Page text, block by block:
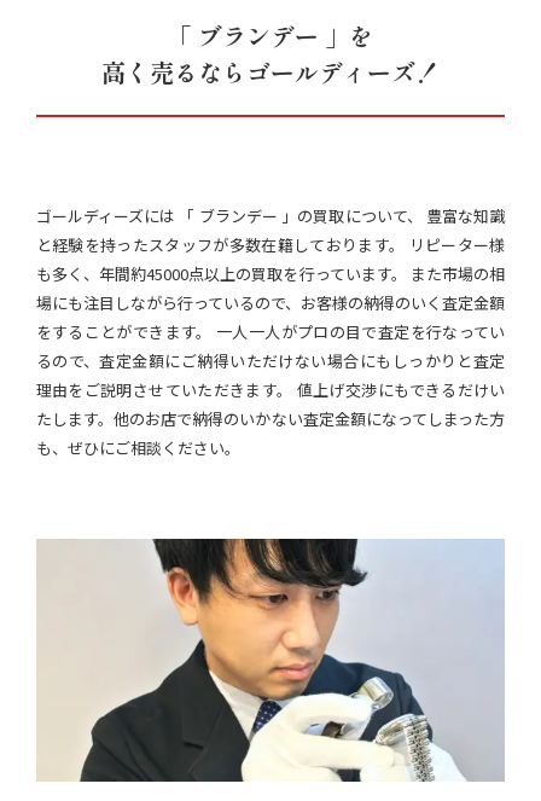
「 ブランデー 」を
高く売るならゴールディーズ！
ゴールディーズには 「 ブランデー 」の買取について、 豊富な知識
と経験を持ったスタッフが多数在籍しております。 リピーター様
も多く、年間約45000点以上の買取を行っています。 また市場の相
場にも注目しながら行っているので、お客様の納得のいく査定金額
をすることができます。 一人一人がプロの目で査定を行なってい
るので、査定金額にご納得いただけない場合にもしっかりと査定
理由をご説明させていただきます。 値上げ交渉にもできるだけい
たします。他のお店で納得のいかない査定金額になってしまった方
も、ぜひにご相談ください。